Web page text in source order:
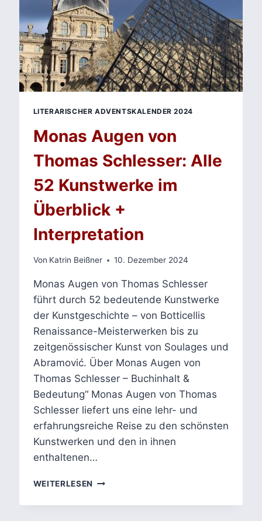
LITERARISCHER ADVENTSKALENDER 2024
Monas Augen von
Thomas Schlesser: Alle
52 Kunstwerke im
Überblick +
Interpretation
Von Katrin Beißner 10. Dezember 2024
Monas Augen von Thomas Schlesser
führt durch 52 bedeutende Kunstwerke
der Kunstgeschichte – von Botticellis
Renaissance-Meisterwerken bis zu
zeitgenössischer Kunst von Soulages und
Abramović. Über Monas Augen von
Thomas Schlesser – Buchinhalt &
Bedeutung“ Monas Augen von Thomas
Schlesser liefert uns eine lehr- und
erfahrungsreiche Reise zu den schönsten
Kunstwerken und den in ihnen
enthaltenen…
WEITERLESEN MONAS
VON